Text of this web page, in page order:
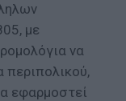
με
να
περιπολικού,
εφαρμοστεί